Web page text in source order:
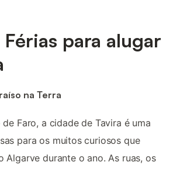
Férias para alugar
na Terra
Faro, a cidade de Tavira é uma
para os muitos curiosos que
Algarve durante o ano. As ruas, os